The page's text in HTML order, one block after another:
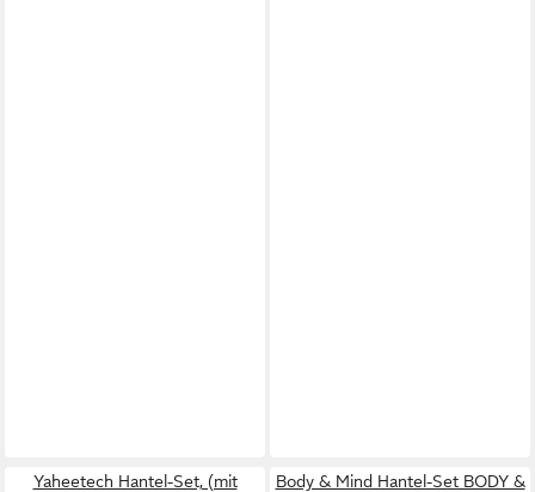
Yaheetech Hantel-Set, (mit
Body & Mind Hantel-Set BODY &